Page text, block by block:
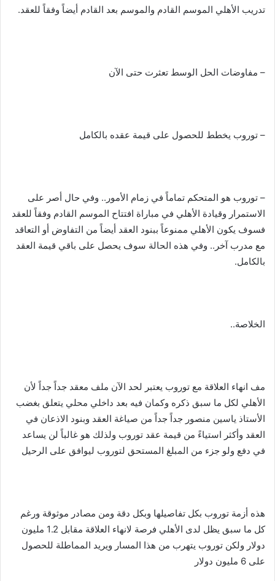
تدريب الأهلي الموسم القادم والموسم بعد القادم أيضاً وفقاً للعقد.
– مفاوضات الحل الوسط تعثرت حتى الآن
– توروب يخطط للحصول على قيمة عقده بالكامل
– توروب هو المتحكم تماماً في زمام الأمور.. وفي حال أصر على
الاستمرار وقيادة الأهلي في مباراة افتتاح الموسم القادم وفقاً للعقد
فسوف يكون الأهلي ممنوعاً ببنود العقد أيضاً من التفاوض أو التعاقد
مع مدرب آخر.. وفي هذه الحالة سوف يحصل على باقي قيمة العقد
بالكامل.
الخلاصة..
مف انهاء العلاقة مع توروب يعتبر لحد الآن ملف معقد جداً جداً لأن
الأهلي لكل ما سبق ذكره وكمان فيه بعد داخلي محلي يتعلق بغضب
الأستاذ ياسين منصور جداً جداً من صياغة العقد وبنود الاذعان في
العقد وأكثر استياءً من قيمة عقد توروب ولذلك هو غالباً لن يساعد
في دفع ولو جزء من المبلغ المستحق لتوروب ليوافق على الرحيل
هذه أزمة توروب بكل تفاصيلها وبكل دقة ومن مصادر موثوقة ورغم
كل ما سبق يظل لدى الأهلي فرصة لانهاء العلاقة مقابل 1.2 مليون
دولار ولكن توروب يتهرب من هذا المسار ويريد المماطلة للحصول
على 6 مليون دولار